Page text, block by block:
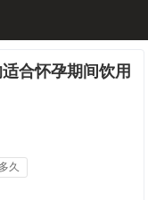
合怀孕期间饮用
久